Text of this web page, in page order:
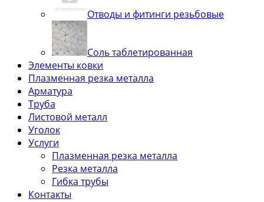
Отводы и фитинги резьбовые
Соль таблетированная
Элементы ковки
Плазменная резка металла
Арматура
Труба
Листовой металл
Уголок
Услуги
Плазменная резка металла
Резка металла
Гибка трубы
Контакты